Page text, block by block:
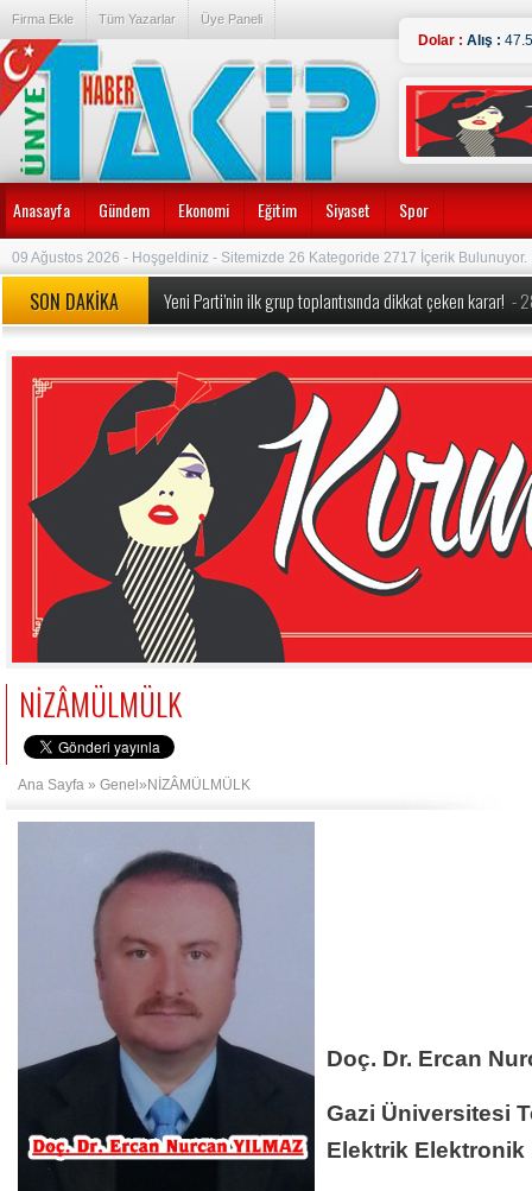
Firma Ekle Tüm Yazarlar Üye Paneli
Dolar : Alış :
Anasayfa Gündem Ekonomi Eğitim Siyaset Spor
09 Ağustos 2026 - Hoşgeldiniz - Sitemizde 26 Kategoride 2717 İçerik Bulunuyor.
SON DAKİKA Yeni Parti’nin ilk grup toplantısında dikkat çeken karar! -
MEB’den okullarda köklü değişiklik! Yeni dönem kuralları
Özgür Özel’e yeni görev: Yeni Parti’nin Kurucu Genel
Özgür Özel ve 90 Milletvekili CHP’den İstifa Etti:-
Erdoğan duyurmuştu, Bakan Şimşek detayları açıkladı ‘1
NİZÂMÜLMÜLK
Ana Sayfa » Genel »NİZÂMÜLMÜLK
Doç. Dr. Ercan
Gazi Üniversitesi
Elektrik